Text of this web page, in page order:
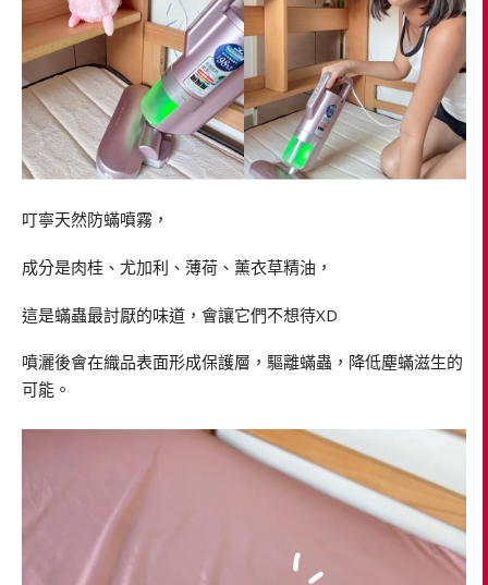
叮寧天然防蟎噴霧，
成分是肉桂、尤加利、薄荷、薰衣草精油，
這是蟎蟲最討厭的味道，會讓它們不想待XD
噴灑後會在織品表面形成保護層，驅離蟎蟲，降低塵蟎滋生的
可能。